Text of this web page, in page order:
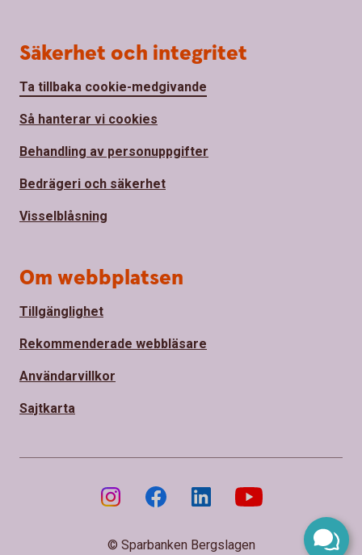
Säkerhet och integritet
Ta tillbaka cookie-medgivande
Så hanterar vi cookies
Behandling av personuppgifter
Bedrägeri och säkerhet
Visselblåsning
Om webbplatsen
Tillgänglighet
Rekommenderade webbläsare
Användarvillkor
Sajtkarta
© Sparbanken Bergslagen